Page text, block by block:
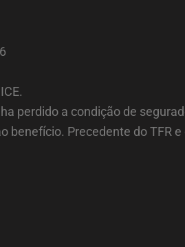
perdido a condição de
Precedente do TFR